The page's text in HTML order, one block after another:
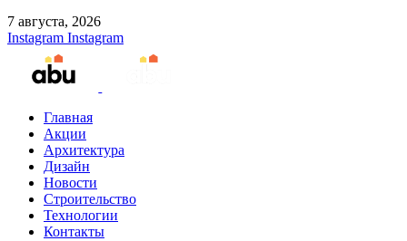
7 августа, 2026
Instagram Instagram
Главная
Акции
Архитектура
Дизайн
Новости
Строительство
Технологии
Контакты